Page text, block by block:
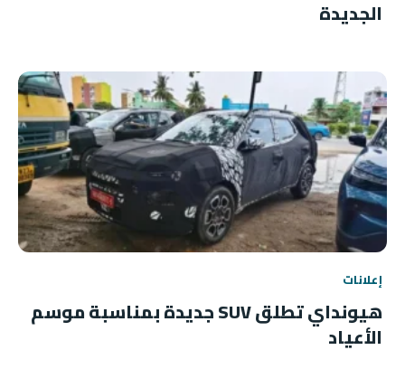
الجديدة
إعلانات
هيونداي تطلق SUV جديدة بمناسبة موسم
الأعياد